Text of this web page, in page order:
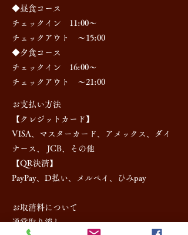
◆昼食コース
チェックイン 11:00～
チェックアウト ～15:00
◆夕食コース
チェックイン 16:00～
チェックアウト ～21:00
お支払い方法
【クレジットカード】
VISA、マスターカード、アメックス、ダイ
ナース、 JCB、その他
【QR決済】
PayPay、D払い、メルペイ、ひみpay
お取消料について
通常取り消し